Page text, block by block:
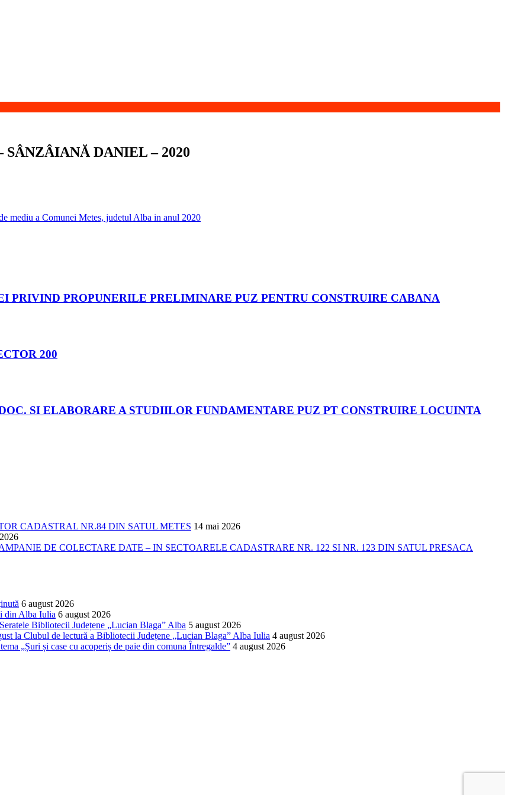
DANIEL – 2020
mediu a Comunei Metes, judetul Alba in anul 2020
PRIVIND PROPUNERILE PRELIMINARE PUZ PENTRU CONSTRUIRE CABANA
200
SI ELABORARE A STUDIILOR FUNDAMENTARE PUZ PT CONSTRUIRE LOCUINTA
CADASTRAL NR.84 DIN SATUL METES 14 mai 2026
DE COLECTARE DATE – IN SECTOARELE CADASTRARE NR. 122 SI NR. 123 DIN SATUL PRESACA
6 august 2026
din Alba Iulia 6 august 2026
Bibliotecii Județene „Lucian Blaga” Alba 5 august 2026
la Clubul de lectură a Bibliotecii Județene „Lucian Blaga” Alba Iulia 4 august 2026
„Șuri și case cu acoperiș de paie din comuna Întregalde” 4 august 2026